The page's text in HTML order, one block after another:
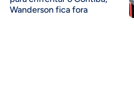
Wanderson fica fora